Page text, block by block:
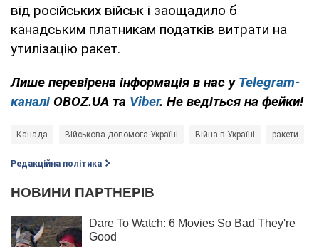
від російських військ і заощадило б
канадським платникам податків витрати на
утилізацію ракет.
Лише перевірена інформація в нас у Telegram-
каналі OBOZ.UA та Viber. Не ведіться на фейки!
Канада Військова допомога Україні Війна в Україні ракети
Редакційна політика